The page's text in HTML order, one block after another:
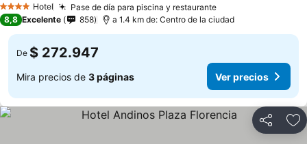
4 EstrellasHotel Pase de día para piscina y restaurante
8,8 Excelente 858 a 1.4 km de: Centro de la ciudad
De $ 272.947
Mira precios de 3 páginas Ver precios
Compartir